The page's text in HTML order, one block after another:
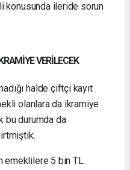
konusunda ileride sorun
VERİLECEK
halde çiftçi kayıt
olanlara da ikramiye
bu durumda da
emeklilere 5 bin TL